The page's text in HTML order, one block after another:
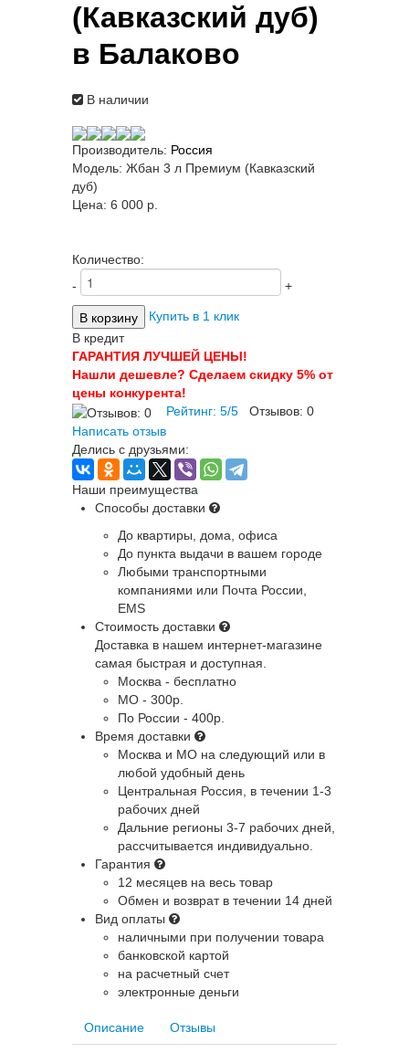
(Кавказский дуб)
в Балаково
В наличии
Производитель: Россия
Модель: Жбан 3 л Премиум (Кавказский
дуб)
Цена: 6 000 p.
Количество:
-
+
Купить в 1 клик
В кредит
ГАРАНТИЯ ЛУЧШЕЙ ЦЕНЫ!
Нашли дешевле? Сделаем скидку 5% от
цены конкурента!
Рейтинг: 5/5 Отзывов: 0
Написать отзыв
Делись с друзьями:
Наши преимущества
Способы доставки
До квартиры, дома, офиса
До пункта выдачи в вашем городе
Любыми транспортными
компаниями или Почта России,
EMS
Стоимость доставки
Доставка в нашем интернет-магазине
самая быстрая и доступная.
Москва - бесплатно
МО - 300р.
По России - 400р.
Время доставки
Москва и МО на следующий или в
любой удобный день
Центральная Россия , в течении 1-3
рабочих дней
Дальние регионы 3-7 рабочих дней,
рассчитывается индивидуально.
Гарантия
12 месяцев на весь товар
Обмен и возврат в течении 14 дней
Вид оплаты
наличными при получении товара
банковской картой
на расчетный счет
электронные деньги
Описание Отзывы